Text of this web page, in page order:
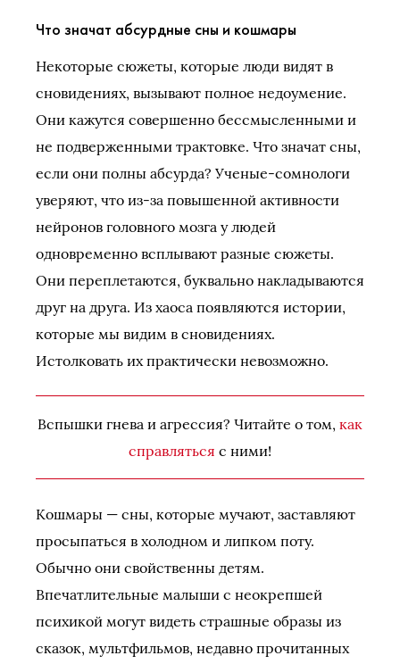
Что значат абсурдные сны и кошмары
Некоторые сюжеты, которые люди видят в
сновидениях, вызывают полное недоумение.
Они кажутся совершенно бессмысленными и
не подверженными трактовке. Что значат сны,
если они полны абсурда? Ученые-сомнологи
уверяют, что из-за повышенной активности
нейронов головного мозга у людей
одновременно всплывают разные сюжеты.
Они переплетаются, буквально накладываются
друг на друга. Из хаоса появляются истории,
которые мы видим в сновидениях.
Истолковать их практически невозможно.
Вспышки гнева и агрессия? Читайте о том, как
справляться с ними!
Кошмары — сны, которые мучают, заставляют
просыпаться в холодном и липком поту.
Обычно они свойственны детям.
Впечатлительные малыши с неокрепшей
психикой могут видеть страшные образы из
сказок, мультфильмов, недавно прочитанных